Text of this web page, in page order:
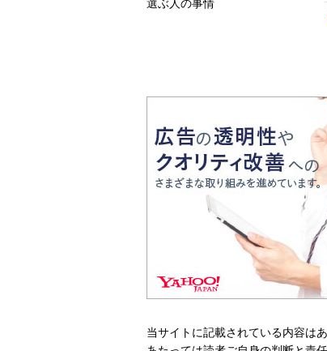
選ぶ人の事情
当サイトに記載されている内容は